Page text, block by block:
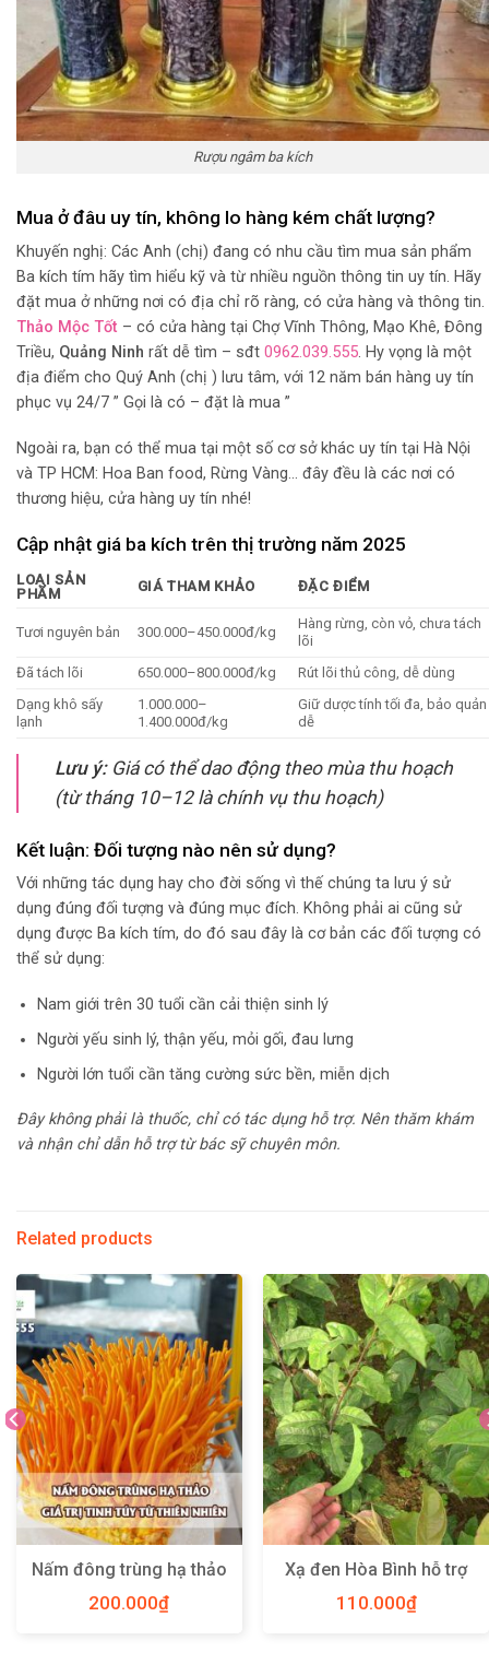
Rượu ngâm ba kích
Mua ở đâu uy tín, không lo hàng kém chất lượng?
Khuyến nghị: Các Anh (chị) đang có nhu cầu tìm mua sản phẩm
Ba kích tím hãy tìm hiểu kỹ và từ nhiều nguồn thông tin uy tín. Hãy
đặt mua ở những nơi có địa chỉ rõ ràng, có cửa hàng và thông tin.
Thảo Mộc Tốt – có cửa hàng tại Chợ Vĩnh Thông, Mạo Khê, Đông
Triều, Quảng Ninh rất dễ tìm – sđt 0962.039.555. Hy vọng là một
địa điểm cho Quý Anh (chị ) lưu tâm, với 12 năm bán hàng uy tín
phục vụ 24/7 ” Gọi là có – đặt là mua ”
Ngoài ra, bạn có thể mua tại một số cơ sở khác uy tín tại Hà Nội
và TP HCM: Hoa Ban food, Rừng Vàng… đây đều là các nơi có
thương hiệu, cửa hàng uy tín nhé!
Cập nhật giá ba kích trên thị trường năm 2025
LOẠI SẢN
PHẨM
GIÁ THAM KHẢO ĐẶC ĐIỂM
Tươi nguyên bản 300.000–450.000đ/kg
Hàng rừng, còn vỏ, chưa tách
lõi
Đã tách lõi
650.000–800.000đ/kg
Rút lõi thủ công, dễ dùng
Dạng khô sấy
lạnh
1.000.000–
1.400.000đ/kg
Giữ dược tính tối đa, bảo quản
dễ
Lưu ý:Giá có thể dao động theo mùa thu hoạch
(từ tháng 10–12 là chính vụ thu hoạch)
Kết luận: Đối tượng nào nên sử dụng?
Với những tác dụng hay cho đời sống vì thế chúng ta lưu ý sử
dụng đúng đối tượng và đúng mục đích. Không phải ai cũng sử
dụng được Ba kích tím, do đó sau đây là cơ bản các đối tượng có
thể sử dụng:
Nam giới trên 30 tuổi cần cải thiện sinh lý
Người yếu sinh lý, thận yếu, mỏi gối, đau lưng
Người lớn tuổi cần tăng cường sức bền, miễn dịch
Đây không phải là thuốc, chỉ có tác dụng hỗ trợ. Nên thăm khám
và nhận chỉ dẫn hỗ trợ từ bác sỹ chuyên môn.
Related products
Nấm đông trùng hạ thảo
– Giá trị tinh túy từ thiên
nhiên
200.000₫
Xạ đen Hòa Bình hỗ trợ
điều trị ung thư gan
110.000₫